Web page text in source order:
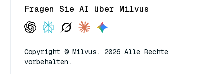
Fragen Sie AI über Milvus
Copyright © Milvus. 2026 Alle Rechte
vorbehalten.